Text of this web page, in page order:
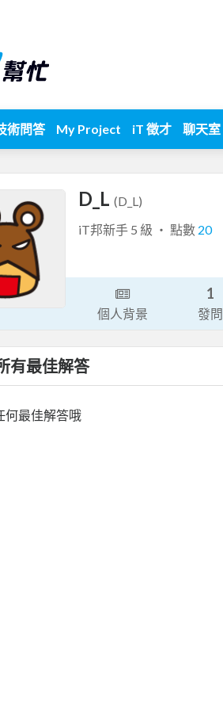
術問答 My Project iT 徵才 聊天室
D_L (D_L)
iT邦新手 5 級 ‧ 點數 20
個人背景
1
發問
有最佳解答
何最佳解答哦